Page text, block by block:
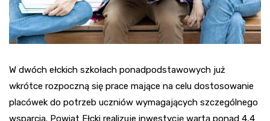
W dwóch ełckich szkołach ponadpodstawowych już
wkrótce rozpoczną się prace mające na celu dostosowanie
placówek do potrzeb uczniów wymagających szczególnego
wsparcia. Powiat Ełcki realizuje inwestycję wartą ponad 4,4